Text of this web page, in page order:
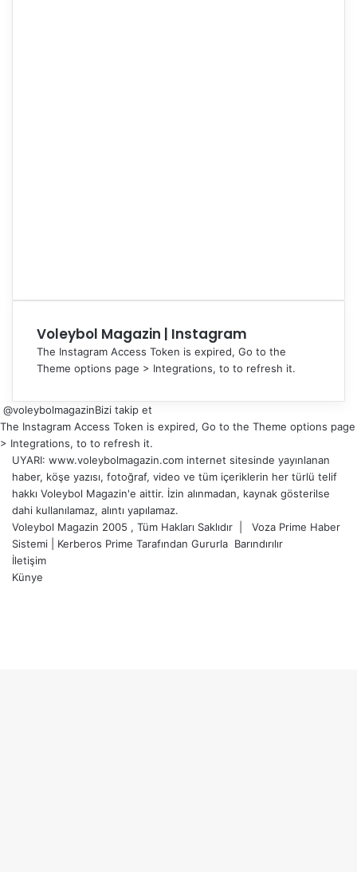
Voleybol Magazin | Instagram
The Instagram Access Token is expired, Go to the
Theme options page > Integrations, to to refresh it.
@voleybolmagazinBizi takip et
The Instagram Access Token is expired, Go to the Theme options page
> Integrations, to to refresh it.
UYARI: www.voleybolmagazin.com internet sitesinde yayınlanan
haber, köşe yazısı, fotoğraf, video ve tüm içeriklerin her türlü telif
hakkı Voleybol Magazin'e aittir. İzin alınmadan, kaynak gösterilse
dahi kullanılamaz, alıntı yapılamaz.
Voleybol Magazin 2005 , Tüm Hakları Saklıdır | Voza Prime Haber
Sistemi
Kerberos Prime Tarafından Gururla Barındırılır
İletişim
Künye